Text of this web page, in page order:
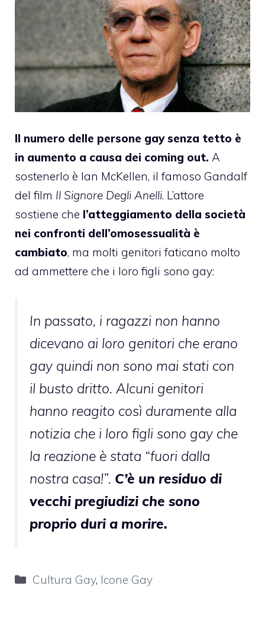
Il numero delle persone gay senza tetto è
in aumento a causa dei coming out. A
sostenerlo è Ian McKellen, il famoso Gandalf
del film Il Signore Degli Anelli. L’attore
sostiene che l’atteggiamento della società
nei confronti dell’omosessualità è
cambiato, ma molti genitori faticano molto
ad ammettere che i loro figli sono gay:
In passato, i ragazzi non hanno
dicevano ai loro genitori che erano
gay quindi non sono mai stati con
il busto dritto. Alcuni genitori
hanno reagito così duramente alla
notizia che i loro figli sono gay che
la reazione è stata “fuori dalla
nostra casa!”. C’è un residuo di
vecchi pregiudizi che sono
proprio duri a morire.
Categorie
Cultura Gay, Icone Gay